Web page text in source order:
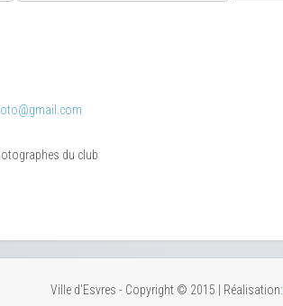
du club
Ville d'Esvres - Copyright © 2015 | Réalisation: